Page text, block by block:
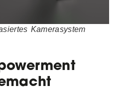
Kamerasystem